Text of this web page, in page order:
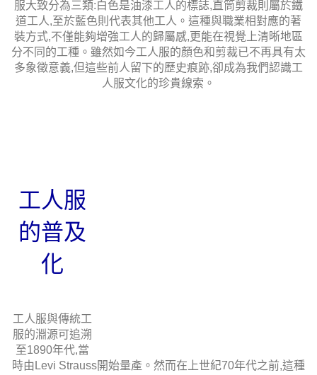
服大致分為三類:白色是油漆工人的標誌,直筒剪裁則屬於鐵
道工人,至於藍色則代表其他工人。這種與職業相對應的著
裝方式,不僅能夠增強工人的歸屬感,更能在視覺上清晰地區
分不同的工種。雖然如今工人服的顏色和剪裁已不再具有太
多象徵意義,但這些前人留下的歷史痕跡,卻成為我們認識工
人服文化的珍貴線索。